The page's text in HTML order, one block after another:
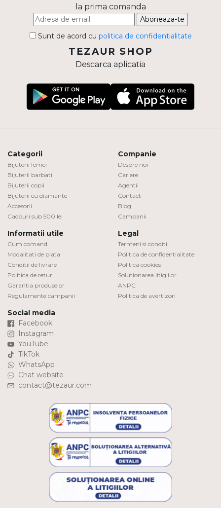
la prima comanda
Aboneaza-te
Sunt de acord cu politica de confidentialitate
TEZAUR SHOP
Descarca aplicatia
Categorii
Bijuterii femei
Bijuterii barbati
Bijuterii copii
Bijuterii cu diamante
Accesorii
Cadouri sub 500 lei
Companie
Despre noi
Cariere
Agentii
Contact
Blog
Campanii
Informatii utile
Cum comand
Modalitati de plata
Conditii de livrare
Politica de retur
Garantia produselor
Regulamente campanii
Legal
Termeni si conditii
Politica de confidentialitate
Politica cookies
Solutionarea litigiilor
ANPC
Politica de avertizori
Social media
Facebook
Instagram
YouTube
TikTok
WhatsApp
Chat website
contact@tezaur.com